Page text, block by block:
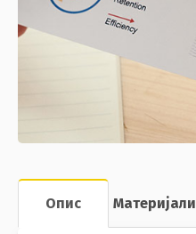
Опис Материјали